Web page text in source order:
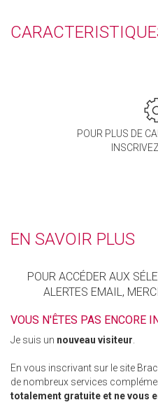
POUR PLUS DE
EN SAVOIR PLUS
POUR ACCÉDER AUX
ALERTES EMAIL,
VOUS N'ÊTES PAS ENCORE
Je suis un nouveau visiteur.
En vous inscrivant sur le site
de nombreux services
totalement gratuite et ne vous